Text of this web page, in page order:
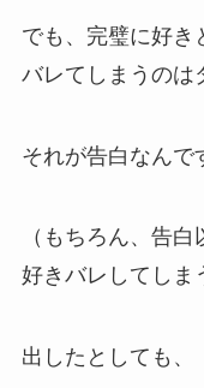
でも、完璧に好き
バレてしまうのは
それが告白なんで
（もちろん、告白
好きバレしてしま
出したとしても、